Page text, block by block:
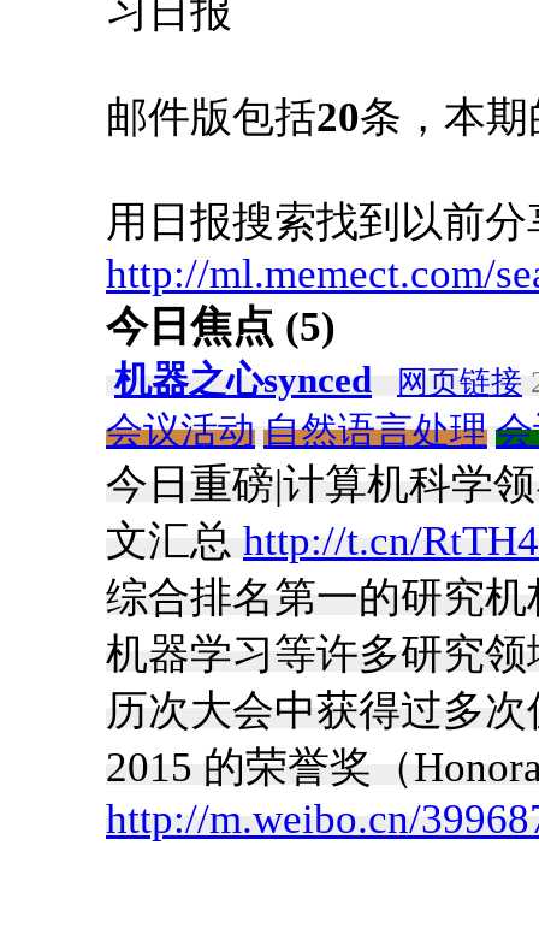
习日报
邮件版包括20条，本期
用日报搜索找到以前
http://ml.memect.com/
今日焦点 (5)
机器之心synced 网页链接
会议活动 自然语言处理
今日重磅|计算机科学
文汇总 http://t.cn/
综合排名第一的研究
机器学习等许多研究
历次大会中获得过多
2015 的荣誉奖（
http://m.weibo.cn/